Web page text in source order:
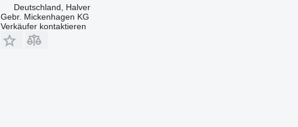
Deutschland, Halver
Gebr. Mickenhagen KG
Verkäufer kontaktieren